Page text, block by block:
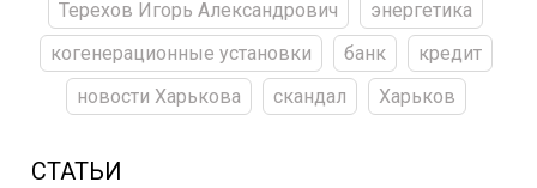
Терехов Игорь Александрович
энергетика
когенерационные установки
банк
кредит
новости Харькова
скандал Харьков
СТАТЬИ